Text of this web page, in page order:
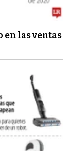
las ventas